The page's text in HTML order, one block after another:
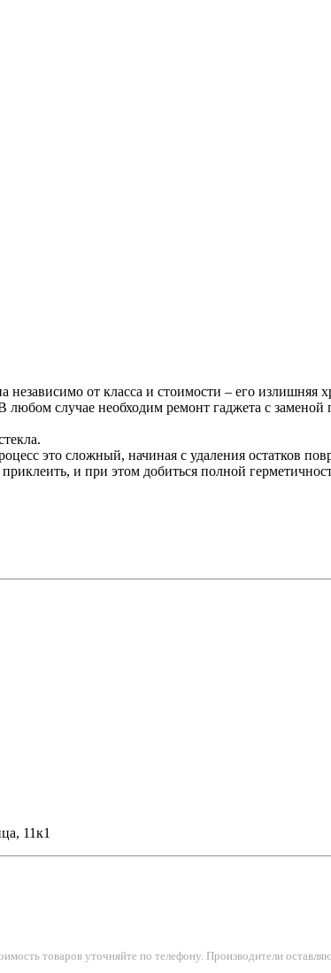
от класса и стоимости – его излишняя
любом случае необходим ремонт гаджета с
это сложный, начиная с удаления остатков
и при этом добиться полной
11к1
товаров уточняйте по телефону. Производители